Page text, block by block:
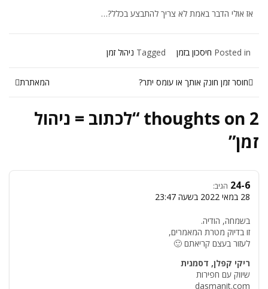
אז אולי הדבר באמת לא צריך להתבצע בכלל?…
Posted in חיסכון בזמן Tagged ניהול זמן
חוסר זמן חונק אותך או עומס יתר? המאתרת
2 thoughts on “
לכתוב = ניהול
זמן”
24-6 הגיב:
28 במאי 2022 בשעה 23:47
בשמחה, הודיה.
זו בדיוק מטרת המאמרים,
לעזור בעצם קריאתם 🙂
ריקי קפלן, דסמנית
שיווק עם חפירות
dasmanit.com